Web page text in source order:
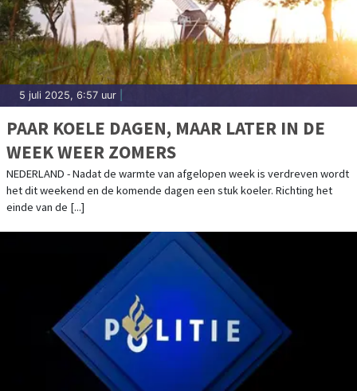
5 juli 2025, 6:57 uur
PAAR KOELE DAGEN, MAAR LATER IN DE
WEEK WEER ZOMERS
NEDERLAND - Nadat de warmte van afgelopen week is verdreven wordt
het dit weekend en de komende dagen een stuk koeler. Richting het
einde van de [...]